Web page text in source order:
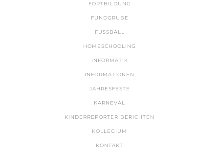
FORTBILDUNG
FUNDGRUBE
FUSSBALL
HOMESCHOOLING
INFORMATIK
INFORMATIONEN
JAHRESFESTE
KARNEVAL
KINDERREPORTER BERICHTEN
KOLLEGIUM
KONTAKT